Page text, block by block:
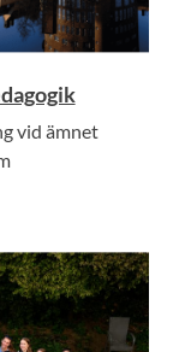
vid ämnet